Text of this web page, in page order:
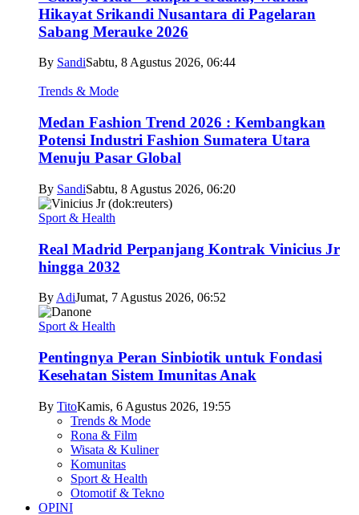
Hikayat Srikandi Nusantara di Pagelaran
Sabang Merauke 2026
By SandiSabtu, 8 Agustus 2026, 06:44
Trends & Mode
Medan Fashion Trend 2026 : Kembangkan
Potensi Industri Fashion Sumatera Utara
Menuju Pasar Global
By SandiSabtu, 8 Agustus 2026, 06:20
Sport & Health
Real Madrid Perpanjang Kontrak Vinicius Jr
hingga 2032
By AdiJumat, 7 Agustus 2026, 06:52
Sport & Health
Pentingnya Peran Sinbiotik untuk Fondasi
Kesehatan Sistem Imunitas Anak
By TitoKamis, 6 Agustus 2026, 19:55
Trends & Mode
Rona & Film
Wisata & Kuliner
Komunitas
Sport & Health
Otomotif & Tekno
OPINI